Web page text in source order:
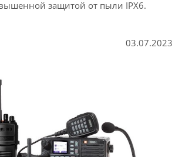
защитой от пыли IPX6.
03.07.2023